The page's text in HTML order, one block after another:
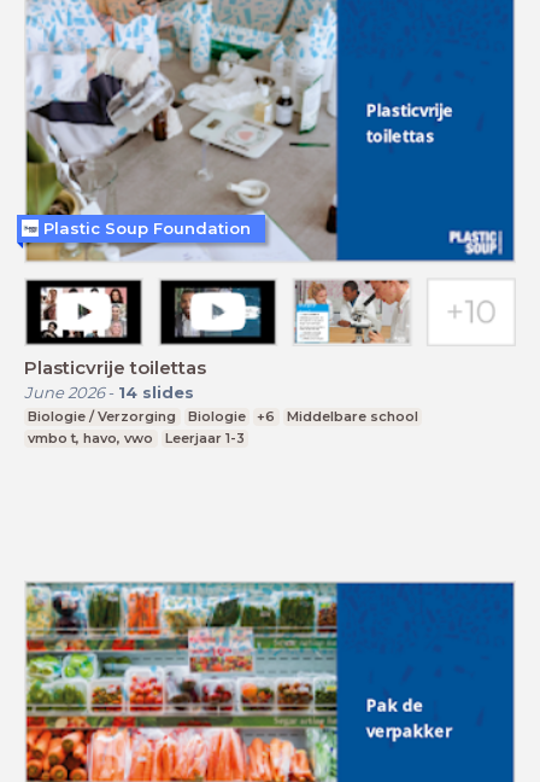
Plasticvrije toilettas
June 2026- 14 slides
Biologie / Verzorging Biologie +6
Middelbare school
vmbo t, havo, vwo
Leerjaar 1-3
Plastic Soup Foundation